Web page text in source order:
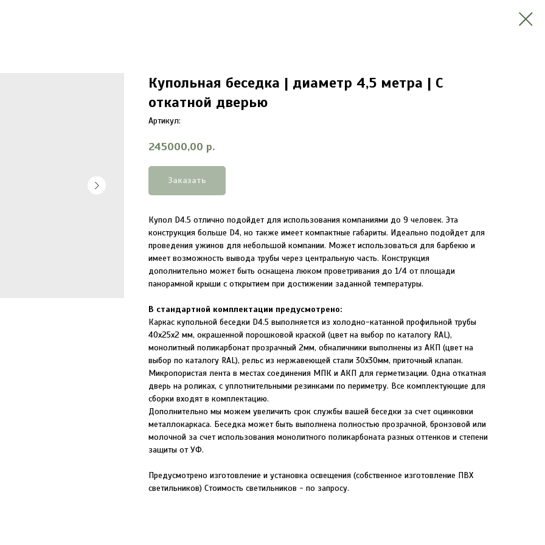
Купольная беседка | диаметр 4,5 метра | С
откатной дверью
Артикул:
245000,00 р.
Заказать
Купол D4.5 отлично подойдет для использования компаниями до 9 человек. Эта
конструкция больше D4, но также имеет компактные габариты. Идеально подойдет для
проведения ужинов для небольшой компании. Может использоваться для барбекю и
имеет возможность вывода трубы через центральную часть. Конструкция
дополнительно может быть оснащена люком проветривания до 1/4 от площади
панорамной крыши с открытием при достижении заданной температуры.
В стандартной комплектации предусмотрено:
Каркас купольной беседки D4.5 выполняется из холодно-катанной профильной трубы
40х25х2 мм, окрашенной порошковой краской (цвет на выбор по каталогу RAL),
монолитный поликарбонат прозрачный 2мм, обналичники выполнены из АКП (цвет на
выбор по каталогу RAL), рельс из нержавеющей стали 30х30мм, приточный клапан.
Микропористая лента в местах соединения МПК и АКП для герметизации. Одна откатная
дверь на роликах, с уплотнительными резинками по периметру. Все комплектующие для
сборки входят в комплектацию.
Дополнительно мы можем увеличить срок службы вашей беседки за счет оцинковки
металлокаркаса. Беседка может быть выполнена полностью прозрачной, бронзовой или
молочной за счет использования монолитного поликарбоната разных оттенков и степени
защиты от УФ.
Предусмотрено изготовление и установка освещения (собственное изготовление ПВХ
светильников) Стоимость светильников - по запросу.